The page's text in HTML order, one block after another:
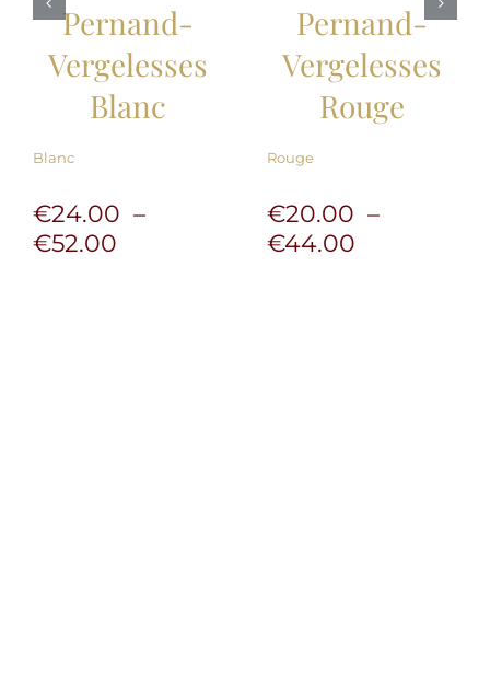
Pernand-
Vergelesses
Blanc
Blanc
€24.00 –
€52.00Plage
Pernand-
Vergelesses
Rouge
Rouge
€20.00 –
€44.00Plage